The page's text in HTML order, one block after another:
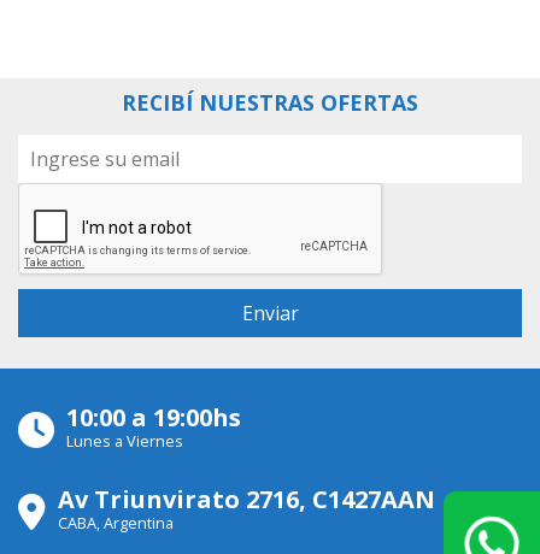
RECIBÍ NUESTRAS OFERTAS
10:00 a 19:00hs
Lunes a Viernes
Av Triunvirato 2716, C1427AAN
CABA, Argentina